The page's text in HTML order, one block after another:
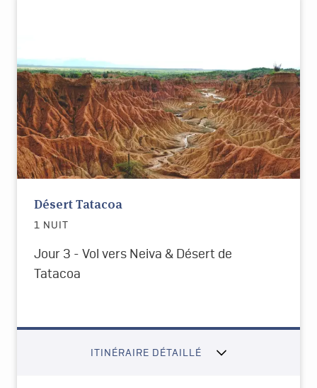
Désert Tatacoa
1 NUIT
Jour 3 - Vol vers Neiva & Désert de
Tatacoa
ITINÉRAIRE DÉTAILLÉ